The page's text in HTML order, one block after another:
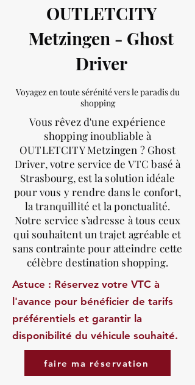
OUTLETCITY
Metzingen - Ghost
Driver
Voyagez en toute sérénité vers le paradis du
shopping
Vous rêvez d'une expérience
shopping inoubliable à
OUTLETCITY Metzingen ? Ghost
Driver, votre service de VTC basé à
Strasbourg, est la solution idéale
pour vous y rendre dans le confort,
la tranquillité et la ponctualité.
Notre service s’adresse à tous ceux
qui souhaitent un trajet agréable et
sans contrainte pour atteindre cette
célèbre destination shopping.
Astuce : Réservez votre VTC à
l'avance pour bénéficier de tarifs
préférentiels et garantir la
disponibilité du véhicule souhaité.
faire ma réservation